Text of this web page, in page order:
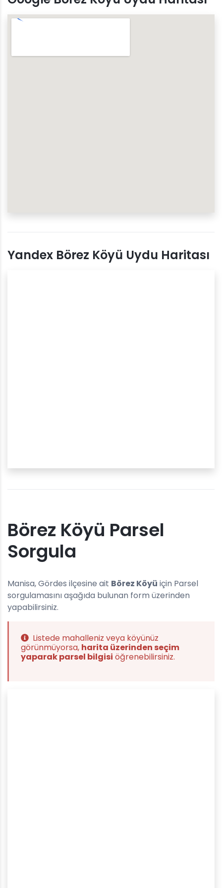
Yandex Börez Köyü Uydu Haritası
Börez Köyü Parsel
Sorgula
Manisa, Gördes ilçesine ait Börez Köyü için Parsel
sorgulamasını aşağıda bulunan form üzerinden
yapabilirsiniz.
Listede mahalleniz veya köyünüz
görünmüyorsa, harita üzerinden seçim
yaparak parsel bilgisi öğrenebilirsiniz.